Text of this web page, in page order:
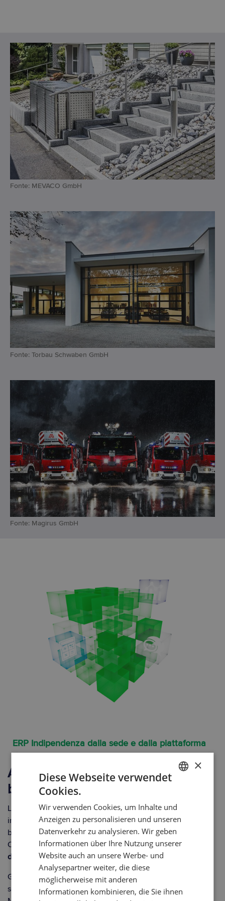
Fonte: MEVACO GmbH
Fonte: Torbau Schwaben GmbH
Fonte: Magirus GmbH
ERP Indipendenza dalla sede e dalla piattaforma
Accesso flessibile attraverso il
browser Web
Lato Client aziende e utenti possono accedere a VlexPlus,
in modo del tutto indipendente dalla sede, con i comuni
browser Web come Internet Explorer, Firefox, Google
Chrome o Safari, tramite un Rich Thin Client fisso o
dispositivi mobilecome tablet e smartphone.
Grazie a un Data Abstraction Layer e alla netta
separazione dei livelli delle banche dati, oltre a Oracle e
ENGLISH
×
Diese Webseite verwendet
Cookies.
Wir verwenden Cookies, um Inhalte und
Anzeigen zu personalisieren und unseren
Datenverkehr zu analysieren. Wir geben
Informationen über Ihre Nutzung unserer
Website auch an unsere Werbe- und
Analysepartner weiter, die diese
möglicherweise mit anderen
Informationen kombinieren, die Sie ihnen